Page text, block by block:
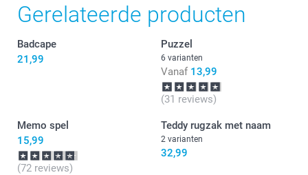
Gerelateerde producten
Badcape
21,99
Puzzel
6 varianten
Vanaf 13,99
(31 reviews)
Memo spel
15,99
(72 reviews)
Teddy rugzak met naam
2 varianten
32,99